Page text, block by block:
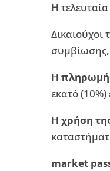
Η
Δικαιούχοι
συμβίωσης,
Η πληρωμή
εκατό
Η χρήση
market